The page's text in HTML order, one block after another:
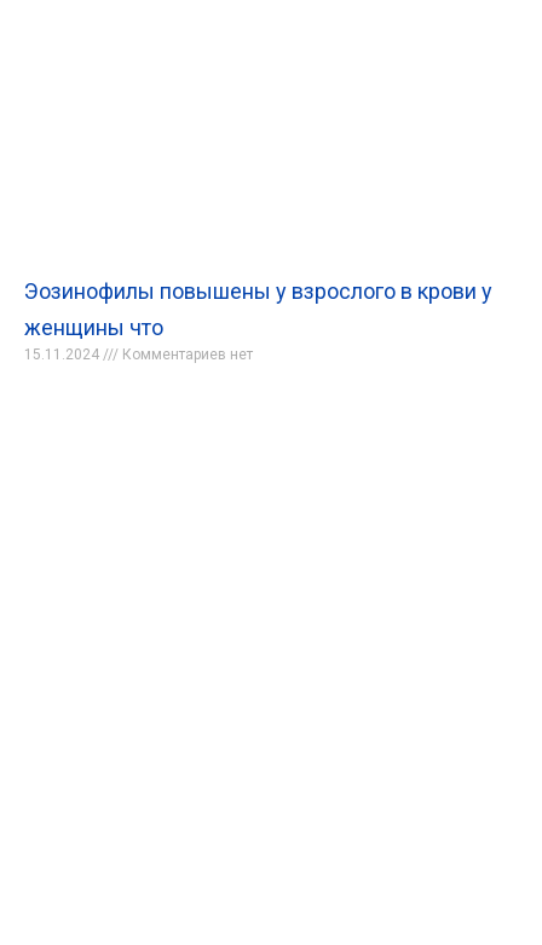
Эозинофилы повышены у взрослого в крови у
женщины что
15.11.2024 Комментариев нет